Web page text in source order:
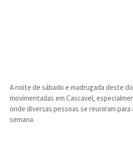
A noite de sábado e madrugada deste
movimentadas em Cascavel,
onde diversas pessoas se reuniram
semana.